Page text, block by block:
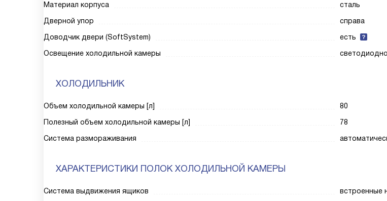
Материал корпуса
сталь
Дверной упор
справа
Доводчик двери (SoftSystem)
есть
Освещение холодильной камеры
ХОЛОДИЛЬНИК
Объем холодильной камеры [л]
80
Полезный объем холодильной камеры [л]
78
Система размораживания
ХАРАКТЕРИСТИКИ ПОЛОК ХОЛОДИЛЬНОЙ КАМЕРЫ
Система выдвижения ящиков встроенные